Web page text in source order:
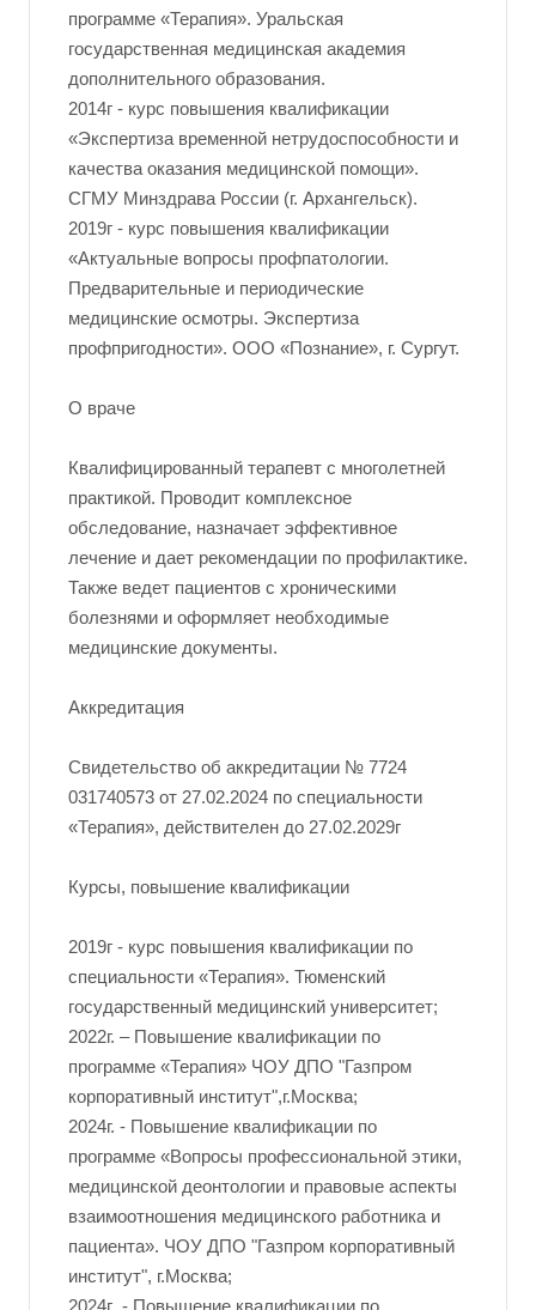
программе «Терапия». Уральская
государственная медицинская академия
дополнительного образования.
2014г - курс повышения квалификации
«Экспертиза временной нетрудоспособности и
качества оказания медицинской помощи».
СГМУ Минздрава России (г. Архангельск).
2019г - курс повышения квалификации
«Актуальные вопросы профпатологии.
Предварительные и периодические
медицинские осмотры. Экспертиза
профпригодности». ООО «Познание», г. Сургут.
О враче
Квалифицированный терапевт с многолетней
практикой. Проводит комплексное
обследование, назначает эффективное
лечение и дает рекомендации по профилактике.
Также ведет пациентов с хроническими
болезнями и оформляет необходимые
медицинские документы.
Аккредитация
Свидетельство об аккредитации № 7724
031740573 от 27.02.2024 по специальности
«Терапия», действителен до 27.02.2029г
Курсы, повышение квалификации
2019г - курс повышения квалификации по
специальности «Терапия». Тюменский
государственный медицинский университет;
2022г. – Повышение квалификации по
программе «Терапия» ЧОУ ДПО "Газпром
корпоративный институт",г.Москва;
2024г. - Повышение квалификации по
программе «Вопросы профессиональной этики,
медицинской деонтологии и правовые аспекты
взаимоотношения медицинского работника и
пациента». ЧОУ ДПО "Газпром корпоративный
институт", г.Москва;
2024г .- Повышение квалификации по